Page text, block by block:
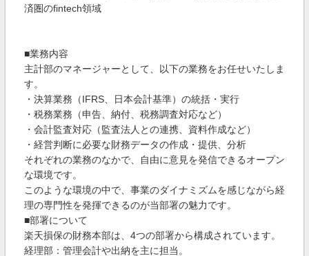
済圏のfintech領域
■業務内容
主計部のマネージャーとして、以下の業務をお任せいたしま
す。
・決算業務（IFRS、日本会計基準）の統括・実行
・税務業務（申告、納付、税務調査対応など）
・会計監査対応（監査法人との連携、資料作成など）
・経営判断に必要な財務データの作成・提供、分析
それぞれの業務のなかで、自由に意見を発信できるオープン
な環境です。
このような環境の中で、事業のダイナミズムを感じながら経
理の専門性を発揮できるのが当部署の魅力です。
■部署について
楽天損保の財務本部は、4つの部署から構成されています。
経理部：管理会計や出納を主に担当。